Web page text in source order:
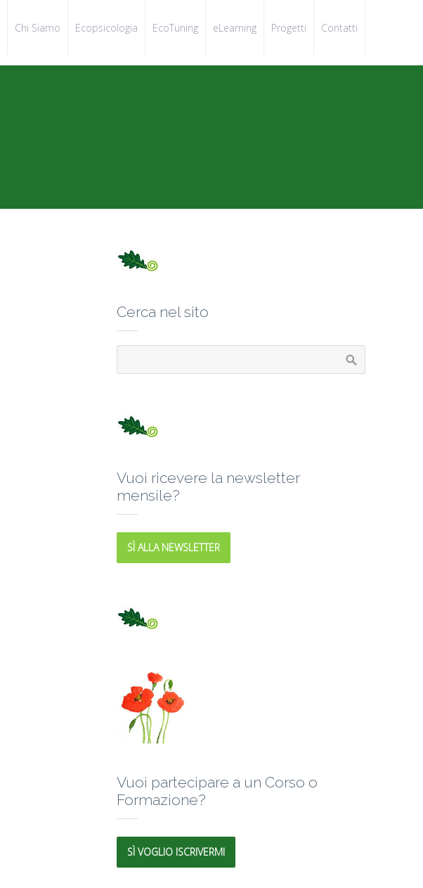
Chi Siamo Ecopsicologia EcoTuning eLearning Progetti Contatti
Cerca nel sito
Vuoi ricevere la newsletter
mensile?
SÌ ALLA NEWSLETTER
Vuoi partecipare a un Corso o
Formazione?
SÌ VOGLIO ISCRIVERMI